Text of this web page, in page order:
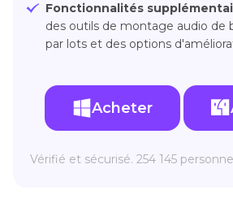
Fonctionnalités
des outils de montage audio de
par lots et des options
Acheter
Vérifié et sécurisé. 254 145